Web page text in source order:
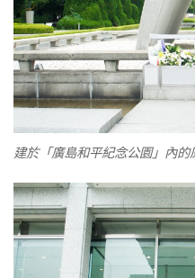
建於「廣島和平紀念公園」內